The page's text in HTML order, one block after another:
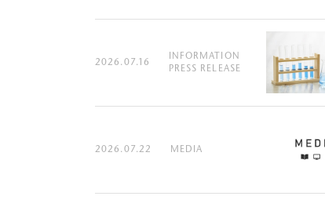
2026.07.16
INFORMATION
PRESS RELEASE
2026.07.22 MEDIA